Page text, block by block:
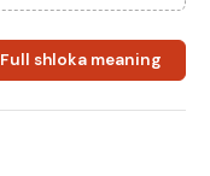
Full shloka meaning